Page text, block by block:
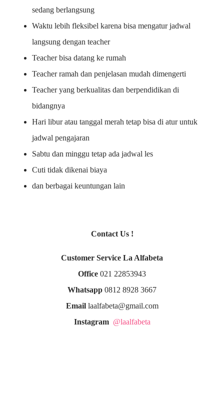
sedang berlangsung
Waktu lebih fleksibel karena bisa mengatur jadwal
langsung dengan teacher
Teacher bisa datang ke rumah
Teacher ramah dan penjelasan mudah dimengerti
Teacher yang berkualitas dan berpendidikan di
bidangnya
Hari libur atau tanggal merah tetap bisa di atur untuk
jadwal pengajaran
Sabtu dan minggu tetap ada jadwal les
Cuti tidak dikenai biaya
dan berbagai keuntungan lain
Contact Us !
Customer Service La Alfabeta
Office 021 22853943
Whatsapp 0812 8928 3667
Emaillaalfabeta@gmail.com
Instagram @laalfabeta